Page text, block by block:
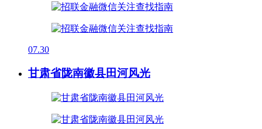
07.30
甘肃省陇南徽县田河风光